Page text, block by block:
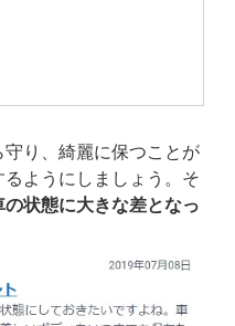
り、綺麗に保つことが
ようにしましょう。そ
状態に大きな差となっ